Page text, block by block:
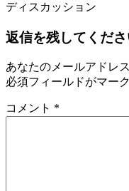
ディスカッション
返信を残してくださ
あなたのメールアドレ
必須フィールドがマー
コメント *